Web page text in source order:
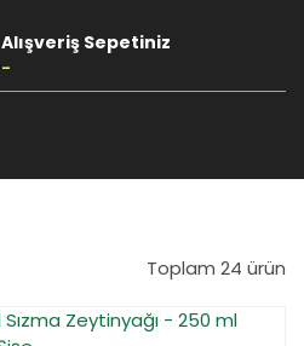
Alışveriş Sepetiniz
-
Toplam 24 ürün